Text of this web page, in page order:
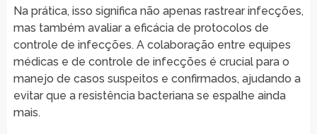
Na prática, isso significa não apenas rastrear infecções,
mas também avaliar a eficácia de protocolos de
controle de infecções. A colaboração entre equipes
médicas e de controle de infecções é crucial para o
manejo de casos suspeitos e confirmados, ajudando a
evitar que a resistência bacteriana se espalhe ainda
mais.